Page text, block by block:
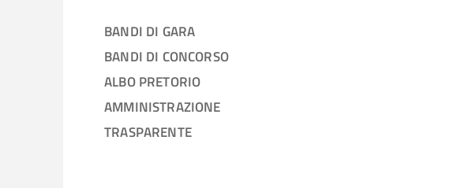
BANDI DI GARA
BANDI DI CONCORSO
ALBO PRETORIO
AMMINISTRAZIONE
TRASPARENTE